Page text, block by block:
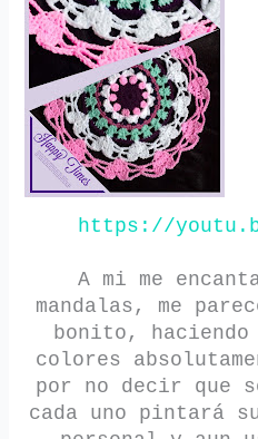
https://
A mi me
mandalas, me
bonito, haciendo
colores
por no decir que
cada uno pintará